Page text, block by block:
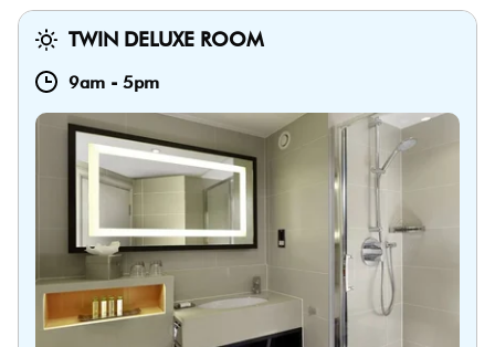
TWIN DELUXE ROOM
9am - 5pm